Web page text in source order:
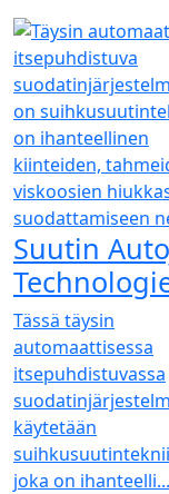
Suutin
Tässä täysin
automaattisessa
itsepuhdistuvassa
käytetään
joka on ihanteelli...